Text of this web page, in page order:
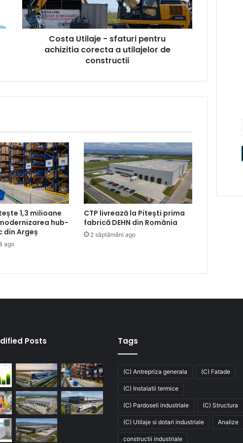
corecta
a
utilajelor
constructii
Costa Utilaje - sfaturi pentru
achizitia corecta a utilajelor de
constructii
1,3 milioane
hub-
din Argeș
ago
CTP livrează la Pitești prima
fabrică DEHN din România
2 săptămâni ago
Posts Tags
(C) Antrepriza generala (C) Fatade
(C) Instalatii termice
(C) Pardoseli industriale (C) Structura
(C) Utilaje si dotari industriale Analize
constructii industriale